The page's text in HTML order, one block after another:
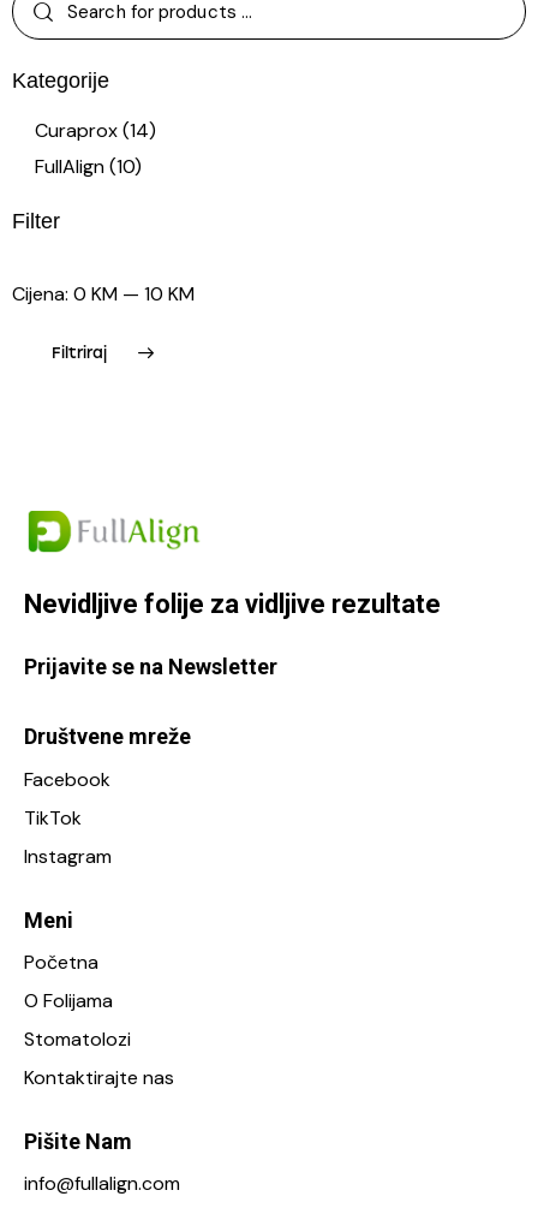
Kategorije
Curaprox(14)
FullAlign(10)
Filter
Filtriraj
Cijena: 0 KM — 10 KM
Nevidljive folije za vidljive rezultate
Prijavite se na Newsletter
Društvene mreže
Facebook
TikTok
Instagram
Meni
Početna
O Folijama
Stomatolozi
Kontaktirajte nas
Pišite Nam
info@fullalign.com